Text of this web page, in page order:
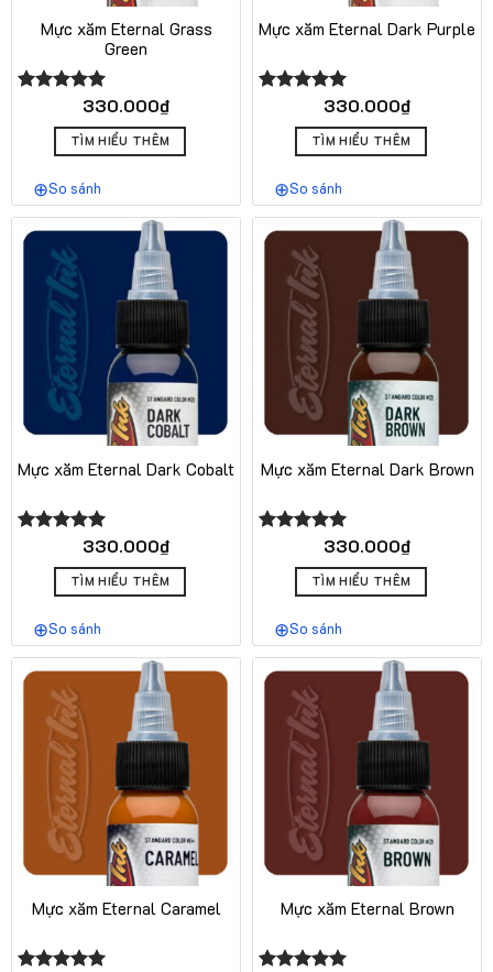
Mực xăm Eternal Grass
Green
Được xếp
hạng5.00
330.000₫
TÌM HIỂU THÊM
So sánh
Mực xăm Eternal Dark Purple
Được xếp
hạng5.00
330.000₫
TÌM HIỂU THÊM
So sánh
Mực xăm Eternal Dark Cobalt
Được xếp330.000₫
TÌM HIỂU THÊM
So sánh
Mực xăm Eternal Dark Brown
Được xếp330.000₫
TÌM HIỂU THÊM
So sánh
Mực xăm Eternal Caramel Mực xăm Eternal Brown